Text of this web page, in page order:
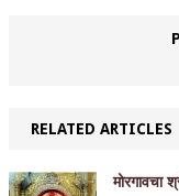
RELATED ARTICLES
मोरगावचा